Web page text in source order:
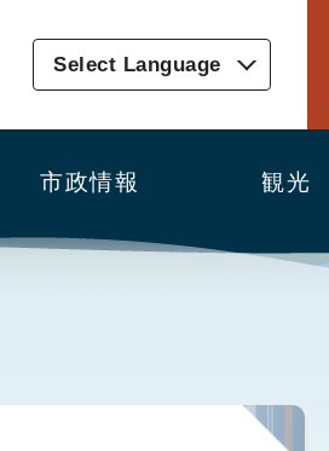
Select Language
市政情報 観光